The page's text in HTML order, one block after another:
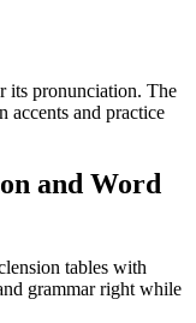
its pronunciation. The
accents and practice
and Word
tables with
grammar right while